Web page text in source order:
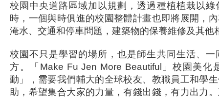
校園中央道路區域加以規劃，透過種植植栽以綠
時，一個與時俱進的校園整體計畫也即將展開，
淹水、交通和停車問題，建築物的保養維修及其他
校園不只是學習的場所，也是師生共同生活、一
方。「Make Fu Jen More Beautiful」校園美化
動」，需要我們輔大的全球校友、教職員工和學
助，希望集合大家的力量，有錢出錢，有力出力